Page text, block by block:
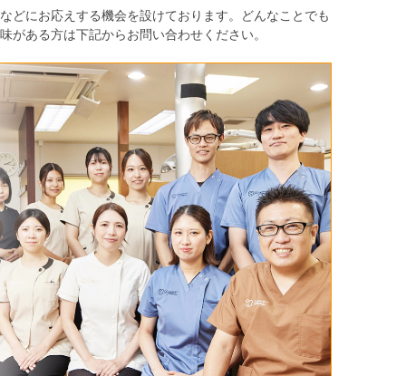
どにお応えする機会を設けております。どんなことでも
ある方は下記からお問い合わせください。